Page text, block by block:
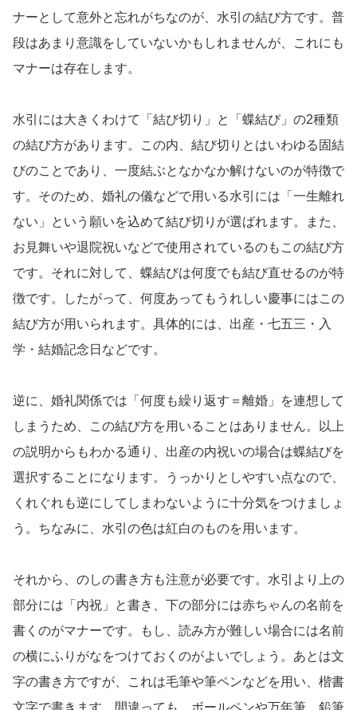
ナーとして意外と忘れがちなのが、水引の結び方です。普
段はあまり意識をしていないかもしれませんが、これにも
マナーは存在します。
水引には大きくわけて「結び切り」と「蝶結び」の2種類
の結び方があります。この内、結び切りとはいわゆる固結
びのことであり、一度結ぶとなかなか解けないのが特徴で
す。そのため、婚礼の儀などで用いる水引には「一生離れ
ない」という願いを込めて結び切りが選ばれます。また、
お見舞いや退院祝いなどで使用されているのもこの結び方
です。それに対して、蝶結びは何度でも結び直せるのが特
徴です。したがって、何度あってもうれしい慶事にはこの
結び方が用いられます。具体的には、出産・七五三・入
学・結婚記念日などです。
逆に、婚礼関係では「何度も繰り返す＝離婚」を連想して
しまうため、この結び方を用いることはありません。以上
の説明からもわかる通り、出産の内祝いの場合は蝶結びを
選択することになります。うっかりとしやすい点なので、
くれぐれも逆にしてしまわないように十分気をつけましょ
う。ちなみに、水引の色は紅白のものを用います。
それから、のしの書き方も注意が必要です。水引より上の
部分には「内祝」と書き、下の部分には赤ちゃんの名前を
書くのがマナーです。もし、読み方が難しい場合には名前
の横にふりがなをつけておくのがよいでしょう。あとは文
字の書き方ですが、これは毛筆や筆ペンなどを用い、楷書